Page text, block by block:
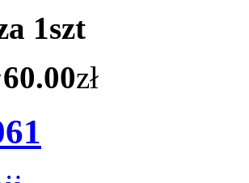
1szt
60.00zł